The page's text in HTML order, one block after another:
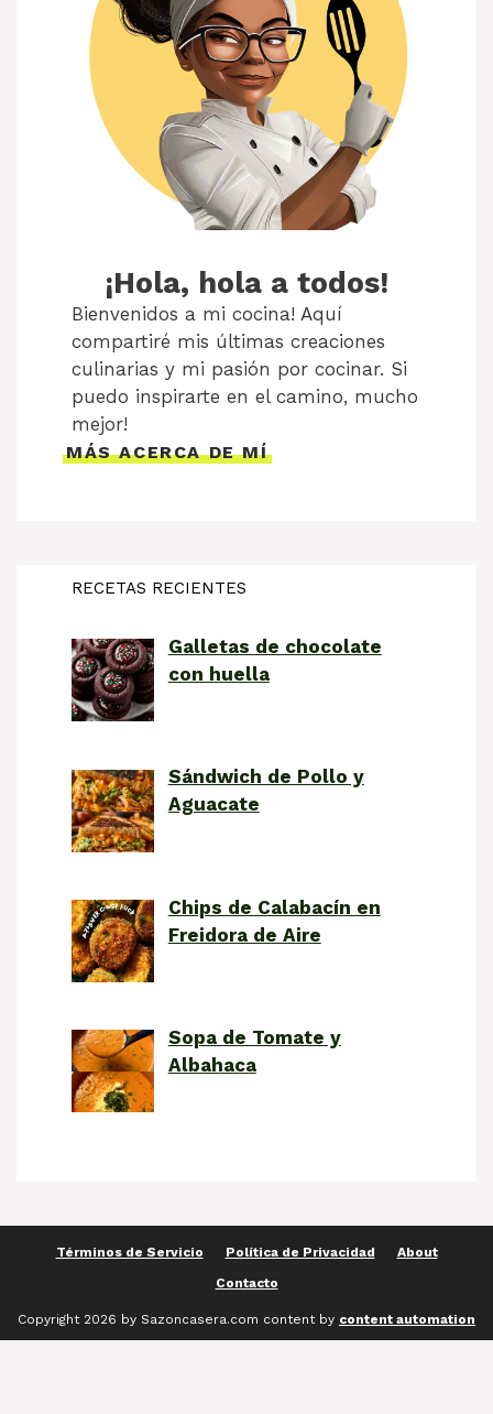
¡Hola, hola a todos!
Bienvenidos a mi cocina! Aquí
compartiré mis últimas creaciones
culinarias y mi pasión por cocinar. Si
puedo inspirarte en el camino, mucho
mejor!
MÁS ACERCA DE MÍ
RECETAS RECIENTES
Galletas de chocolate
con huella
Sándwich de Pollo y
Aguacate
Chips de Calabacín en
Freidora de Aire
Sopa de Tomate y
Albahaca
Términos de Servicio Política de Privacidad
About
Contacto
Copyright 2026 by Sazoncasera.com content by content automation